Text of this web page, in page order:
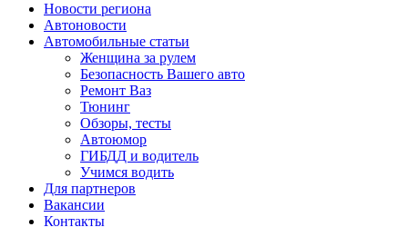
Новости региона
Автоновости
Автомобильные статьи
Женщина за рулем
Безопасность Вашего авто
Ремонт Ваз
Тюнинг
Обзоры, тесты
Автоюмор
ГИБДД и водитель
Учимся водить
Для партнеров
Вакансии
Контакты